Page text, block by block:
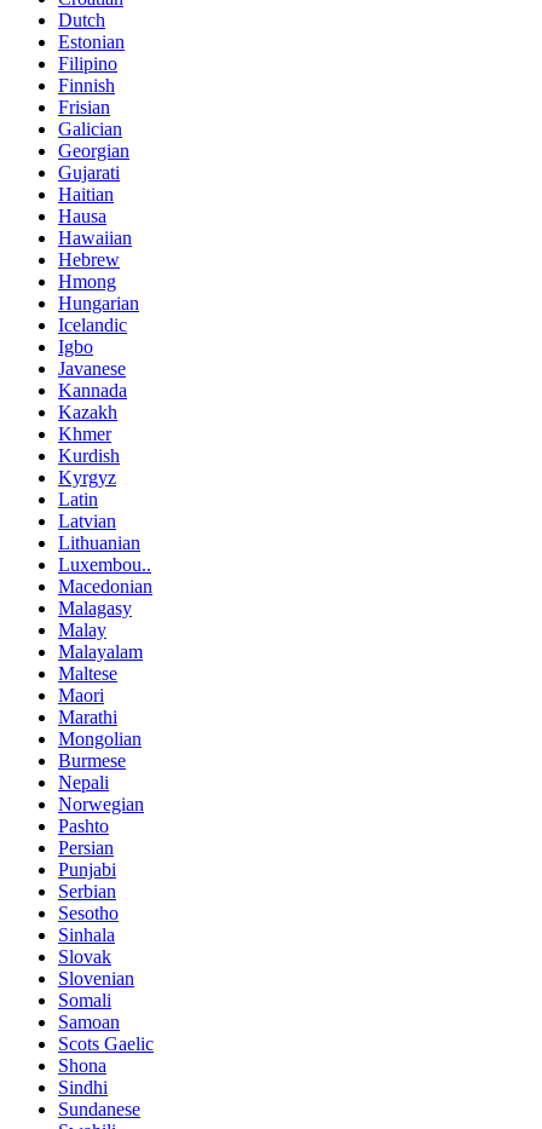
Dutch
Estonian
Filipino
Finnish
Frisian
Galician
Georgian
Gujarati
Haitian
Hausa
Hawaiian
Hebrew
Hmong
Hungarian
Icelandic
Igbo
Javanese
Kannada
Kazakh
Khmer
Kurdish
Kyrgyz
Latin
Latvian
Lithuanian
Luxembou..
Macedonian
Malagasy
Malay
Malayalam
Maltese
Maori
Marathi
Mongolian
Burmese
Nepali
Norwegian
Pashto
Persian
Punjabi
Serbian
Sesotho
Sinhala
Slovak
Slovenian
Somali
Samoan
Scots Gaelic
Shona
Sindhi
Sundanese